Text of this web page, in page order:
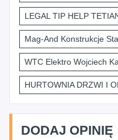
LEGAL TIP HELP
Mag-And Konstrukcje
WTC Elektro Wojciech
HURTOWNIA DRZWI I
DODAJ OPINIĘ